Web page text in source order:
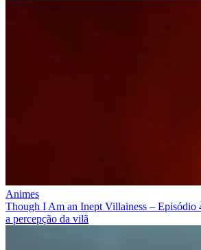
Animes
Though I Am an Inept Villainess – Episódio
a percepção da vilã